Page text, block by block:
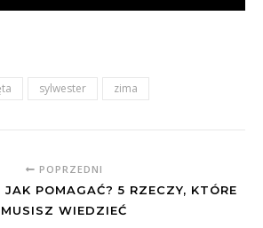
sylwester zima
POPRZEDNI
POMAGAĆ? 5 RZECZY, KTÓRE
MUSISZ WIEDZIEĆ